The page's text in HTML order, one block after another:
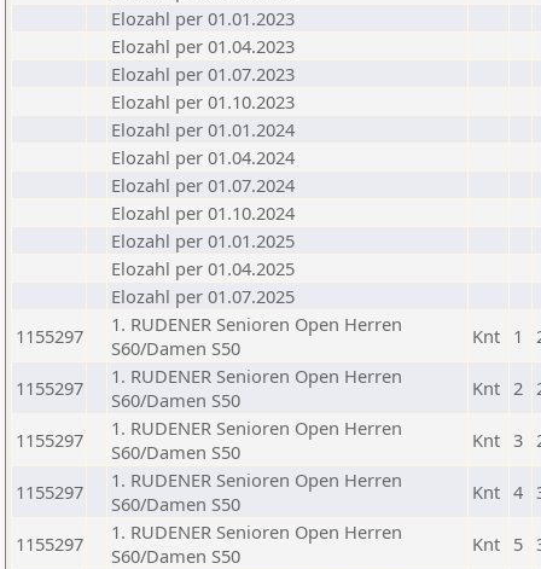
Elozahl per 01.01.2023
Elozahl per 01.04.2023
Elozahl per 01.07.2023
Elozahl per 01.10.2023
Elozahl per 01.01.2024
Elozahl per 01.04.2024
Elozahl per 01.07.2024
Elozahl per 01.10.2024
Elozahl per 01.01.2025
Elozahl per 01.04.2025
Elozahl per 01.07.2025
1155297
1. RUDENER Senioren Open Herren
S60/Damen S50
Knt 1
1155297
1. RUDENER Senioren Open Herren
S60/Damen S50
Knt 2
1155297
1. RUDENER Senioren Open Herren
S60/Damen S50
Knt 3
1155297
1. RUDENER Senioren Open Herren
S60/Damen S50
Knt 4
1155297
1. RUDENER Senioren Open Herren
S60/Damen S50
Knt 5